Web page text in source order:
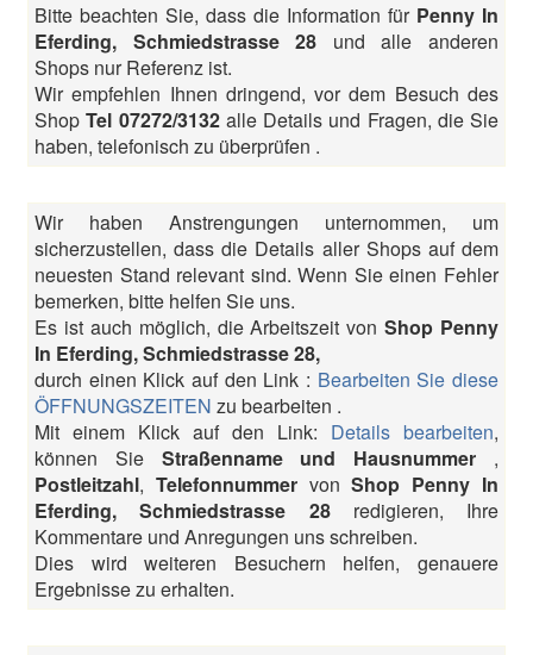
Bitte beachten Sie, dass die Information für Penny In
Eferding, Schmiedstrasse 28 und alle anderen
Shops nur Referenz ist.
Wir empfehlen Ihnen dringend, vor dem Besuch des
ShopTel 07272/3132alle Details und Fragen, die Sie
haben, telefonisch zu überprüfen .
Wir haben Anstrengungen unternommen, um
sicherzustellen, dass die Details aller Shops auf dem
neuesten Stand relevant sind. Wenn Sie einen Fehler
bemerken, bitte helfen Sie uns.
Es ist auch möglich, die Arbeitszeit vonShop Penny
In Eferding, Schmiedstrasse 28,
durch einen Klick auf den Link : Bearbeiten Sie diese
ÖFFNUNGSZEITEN zu bearbeiten .
Mit einem Klick auf den Link: Details bearbeiten,
können Sie Straßenname und Hausnummer ,
Postleitzahl, Telefonnummer vonShop Penny In
Eferding, Schmiedstrasse 28 redigieren, Ihre
Kommentare und Anregungen uns schreiben.
Dies wird weiteren Besuchern helfen, genauere
Ergebnisse zu erhalten.